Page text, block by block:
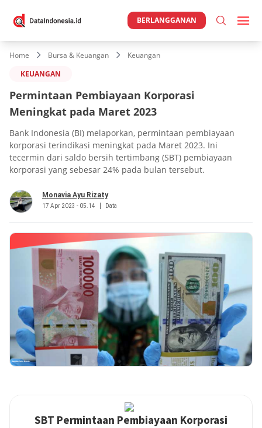
BERLANGGANAN
Home Bursa & Keuangan
Keuangan
KEUANGAN
Permintaan Pembiayaan Korporasi
Meningkat pada Maret 2023
Bank Indonesia (BI) melaporkan, permintaan pembiayaan
korporasi terindikasi meningkat pada Maret 2023. Ini
tecermin dari saldo bersih tertimbang (SBT) pembiayaan
korporasi yang sebesar 24% pada bulan tersebut.
Monavia Ayu Rizaty
17 Apr 2023 - 05.14 Data